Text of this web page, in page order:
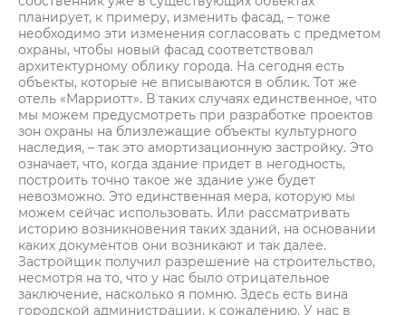
планирует, к примеру, изменить фасад, – тоже
необходимо эти изменения согласовать с предметом
охраны, чтобы новый фасад соответствовал
архитектурному облику города. На сегодня есть
объекты, которые не вписываются в облик. Тот же
отель «Марриотт». В таких случаях единственное, что
мы можем предусмотреть при разработке проектов
зон охраны на близлежащие объекты культурного
наследия, – так это амортизационную застройку. Это
означает, что, когда здание придет в негодность,
построить точно такое же здание уже будет
невозможно. Это единственная мера, которую мы
можем сейчас использовать. Или рассматривать
историю возникновения таких зданий, на основании
каких документов они возникают и так далее.
Застройщик получил разрешение на строительство,
несмотря на то, что у нас было отрицательное
заключение, насколько я помню. Здесь есть вина
городской администрации, к сожалению. У нас в